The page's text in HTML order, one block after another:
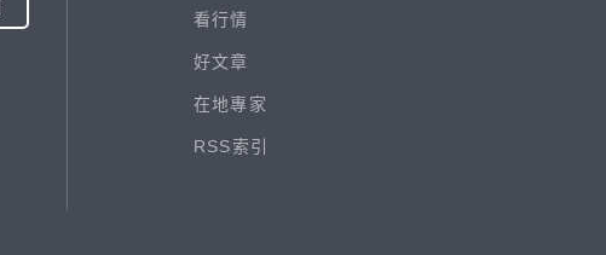
看行情
好文章
在地專家
RSS索引